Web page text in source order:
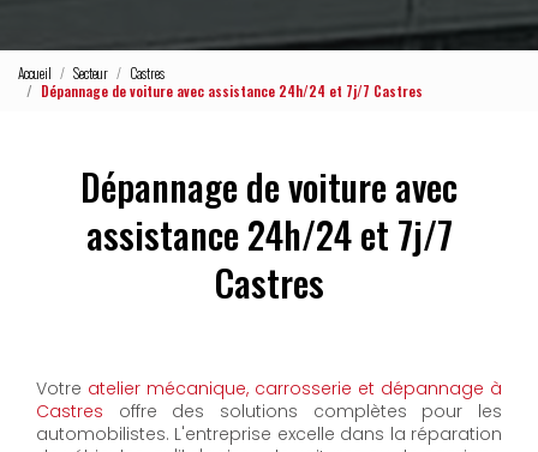
Accueil Secteur
Castres
Dépannage de voiture avec assistance 24h/24 et 7j/7 Castres
Dépannage de voiture avec
assistance 24h/24 et 7j/7
Castres
Votre atelier mécanique, carrosserie et dépannage à
Castres offre des solutions complètes pour les
automobilistes. L'entreprise excelle dans la réparation